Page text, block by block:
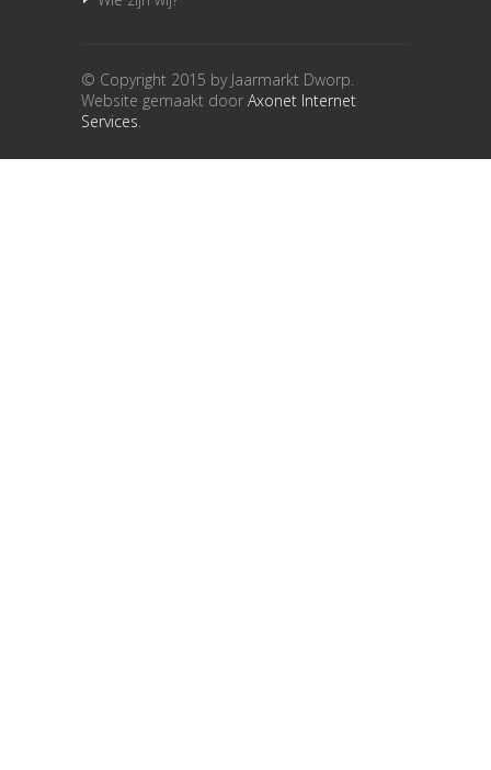
© Copyright 2015 by Jaarmarkt Dworp.
Website gemaakt door Axonet Internet
Services.